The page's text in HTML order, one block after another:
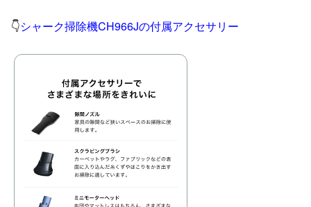
👇シャーク掃除機CH966Jの付属アクセサリー